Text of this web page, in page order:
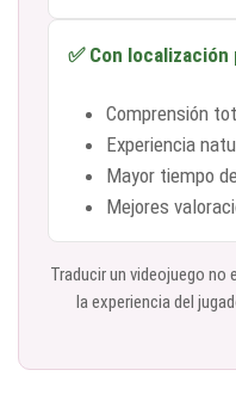
✅ Con
Comprensión
Experiencia
Mayor tiempo
Mejores
Traducir un videojuego no
la experiencia del